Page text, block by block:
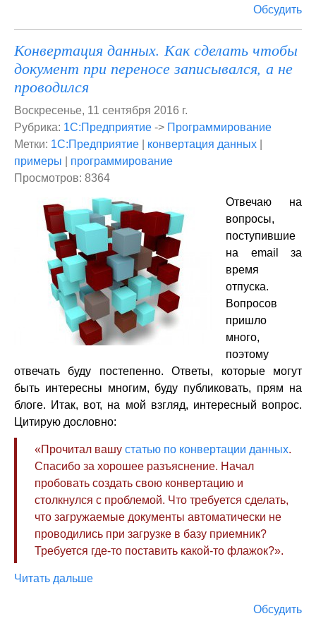
Обсудить
Конвертация данных. Как сделать чтобы
документ при переносе записывался, а не
проводился
Воскресенье, 11 сентября 2016 г.
Рубрика: 1С:Предприятие -> Программирование
Метки: 1С:Предприятие конвертация данных
примеры
программирование
Просмотров: 8364
Отвечаю на
вопросы,
поступившие
на email за
время
отпуска.
Вопросов
пришло
много,
поэтому
отвечать буду постепенно. Ответы, которые могут
быть интересны многим, буду публиковать, прям на
блоге. Итак, вот, на мой взгляд, интересный вопрос.
Цитирую дословно:
«Прочитал вашу статью по конвертации данных.
Спасибо за хорошее разъяснение. Начал
пробовать создать свою конвертацию и
столкнулся с проблемой. Что требуется сделать,
что загружаемые документы автоматически не
проводились при загрузке в базу приемник?
Требуется где-то поставить какой-то флажок?».
Читать дальше
Обсудить